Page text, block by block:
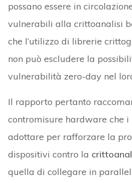
possano essere in
vulnerabili alla crittoanalisi
che l’utilizzo di librerie
non può escludere la
vulnerabilità zero-day nel
Il rapporto pertanto
contromisure hardware che i
adottare per rafforzare la
dispositivi contro la
quella di collegare in